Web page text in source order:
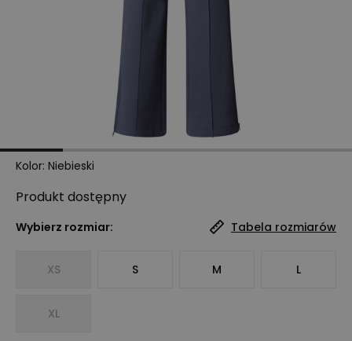
Kolor: Niebieski
Produkt dostępny
Wybierz rozmiar: Tabela rozmiarów
XS S M L
XL